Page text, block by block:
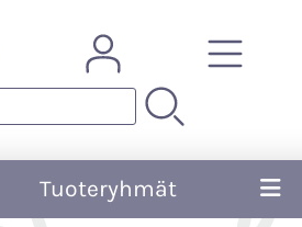
Tuoteryhmät